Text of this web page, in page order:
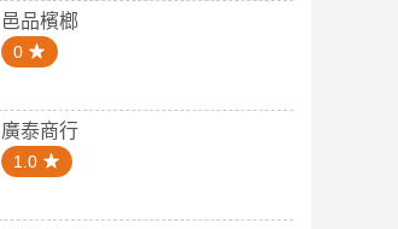
邑品檳榔
0
廣泰商行
1.0